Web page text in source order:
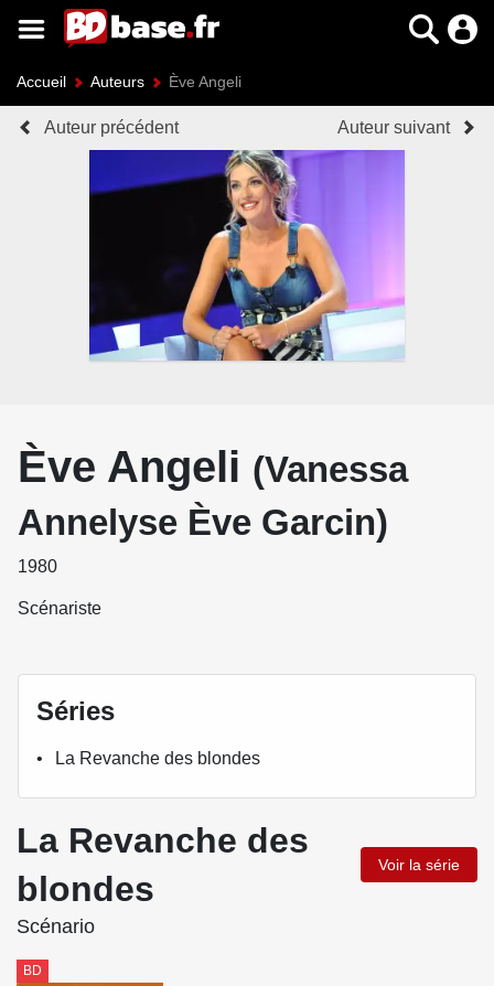
Accueil Auteurs Ève Angeli
Auteur précédent Auteur suivant
Ève Angeli (Vanessa
Annelyse Ève Garcin)
1980
Scénariste
Séries
La Revanche des blondes
La Revanche des
blondes
Voir la série
Scénario
BD